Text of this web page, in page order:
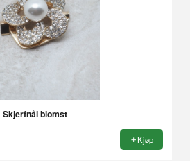
Skjerfnål blomst
Kjøp